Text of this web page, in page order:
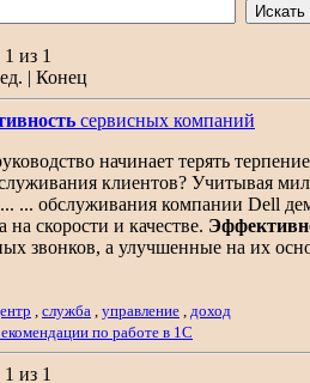
из 1
| Конец
сервисных компаний
начинает терять
клиентов? Учитывая
... обслуживания компании Dell
скорости и качестве.
звонков, а улучшенные на их
служба управление
доход
по работе в 1С
из 1